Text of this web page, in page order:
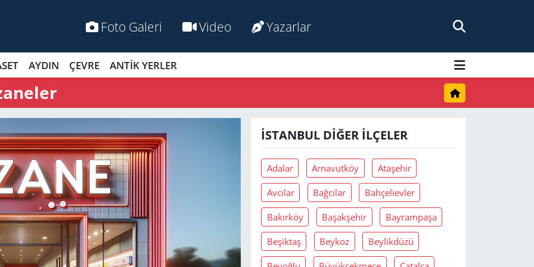
Foto Galeri Video Yazarlar
AYDIN ÇEVRE ANTİK YERLER
İSTANBUL DIĞER İLÇELER
Adalar Arnavutköy Ataşehir
Avcılar Bağcılar Bahçelievler
Bakırköy Başakşehir Bayrampaşa
Beşiktaş Beykoz Beylikdüzü